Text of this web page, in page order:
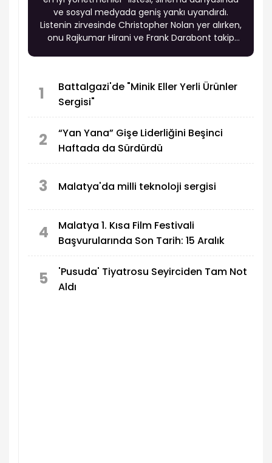
ve sosyal medyada geniş yankı uyandırdı.
Listenin zirvesinde Christopher Nolan yer alırken,
onu Rajkumar Hirani ve Frank Darabont takip
üst sıralarda bulunması dikkat çekti.
1
Battalgazi'de "Minik Eller Yerli Ürünler
Sergisi"
2
“Yan Yana” Gişe Liderliğini Beşinci
Haftada da Sürdürdü
3 Malatya'da milli teknoloji sergisi
4
Malatya 1. Kısa Film Festivali
Başvurularında Son Tarih: 15 Aralık
5
'Pusuda' Tiyatrosu Seyirciden Tam Not
Aldı